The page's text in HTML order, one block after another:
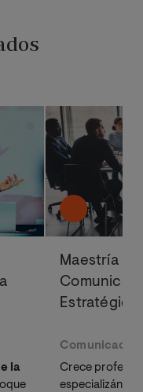
la
Maestría
Estratégica
Comunicación
Crece